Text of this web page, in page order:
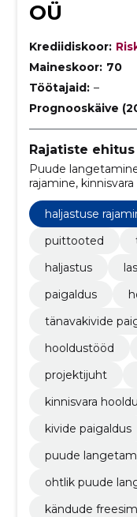
OÜ
Krediidiskoor:
Maineskoor: 70
Töötajaid: –
Prognooskäive
Rajatiste ehitus
Puude
rajamine,
Kinnisvarahooldus,
haljastuse
puittooted
haljastus
paigaldus
tänavakivide
hooldustööd
projektijuht
kinnisvara
kivide paigaldus
puude
ohtlik puude
kändude